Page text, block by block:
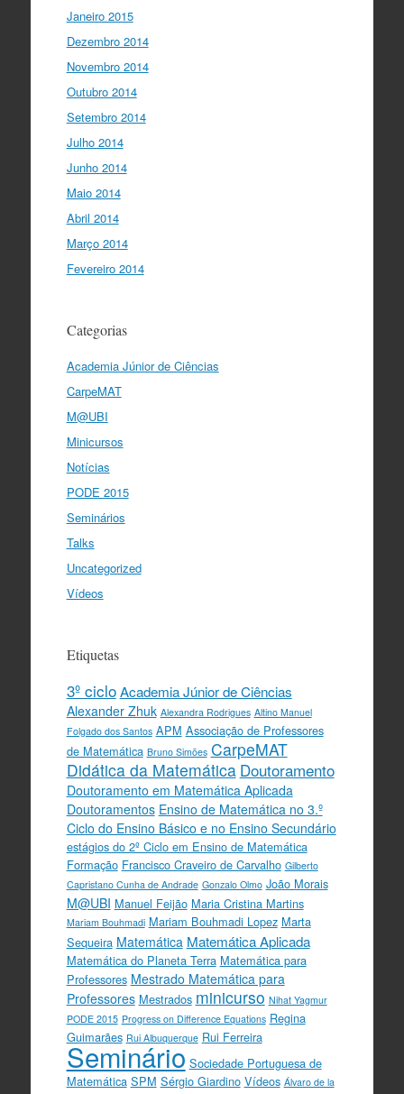
Janeiro 2015
Dezembro 2014
Novembro 2014
Outubro 2014
Setembro 2014
Julho 2014
Junho 2014
Maio 2014
Abril 2014
Março 2014
Fevereiro 2014
Categorias
Academia Júnior de Ciências
CarpeMAT
M@UBI
Minicursos
Notícias
PODE 2015
Seminários
Talks
Uncategorized
Vídeos
Etiquetas
3º ciclo Academia Júnior de Ciências
Alexander Zhuk Alexandra Rodrigues Altino Manuel
Folgado dos Santos APM Associação de Professores
de Matemática Bruno Simões CarpeMAT
Didática da Matemática Doutoramento
Doutoramento em Matemática Aplicada
Doutoramentos Ensino de Matemática no 3.º
Ciclo do Ensino Básico e no Ensino Secundário
estágios do 2º Ciclo em Ensino de Matemática
Formação Francisco Craveiro de Carvalho Gilberto
Capristano Cunha de Andrade Gonzalo Olmo João Morais
M@UBI Manuel Feijão Maria Cristina Martins
Mariam Bouhmadi Mariam Bouhmadi Lopez Marta
Sequeira Matemática Matemática Aplicada
Matemática do Planeta Terra Matemática para
Professores Mestrado Matemática para
Professores Mestrados minicurso Nihat Yagmur
PODE 2015 Progress on Difference Equations Regina
Guimarães Rui Albuquerque Rui Ferreira
Seminário Sociedade Portuguesa de
Matemática SPM Sérgio Giardino Vídeos Álvaro de la